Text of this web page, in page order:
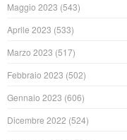
Maggio 2023 (543)
Aprile 2023 (533)
Marzo 2023 (517)
Febbraio 2023 (502)
Gennaio 2023 (606)
Dicembre 2022 (524)